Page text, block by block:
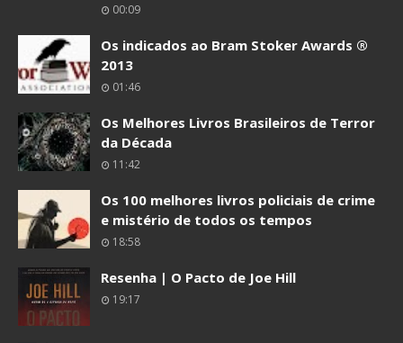
00:09
Os indicados ao Bram Stoker Awards ®
2013
01:46
Os Melhores Livros Brasileiros de Terror
da Década
11:42
Os 100 melhores livros policiais de crime
e mistério de todos os tempos
18:58
Resenha | O Pacto de Joe Hill
19:17